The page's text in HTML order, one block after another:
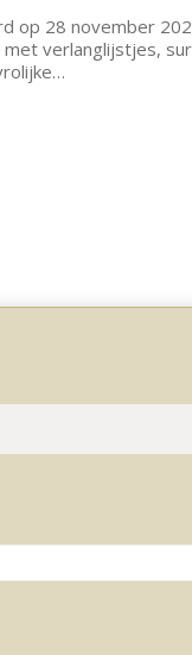
op 28 november
verlanglijstjes,